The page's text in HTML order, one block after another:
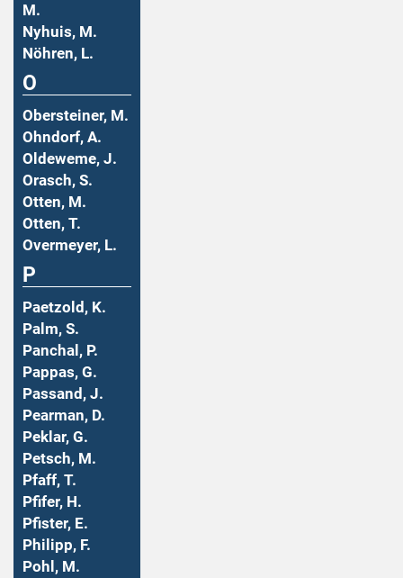
M.
Nyhuis, M.
Nöhren, L.
O
Obersteiner, M.
Ohndorf, A.
Oldeweme, J.
Orasch, S.
Otten, M.
Otten, T.
Overmeyer, L.
P
Paetzold, K.
Palm, S.
Panchal, P.
Pappas, G.
Passand, J.
Pearman, D.
Peklar, G.
Petsch, M.
Pfaff, T.
Pfifer, H.
Pfister, E.
Philipp, F.
Pohl, M.